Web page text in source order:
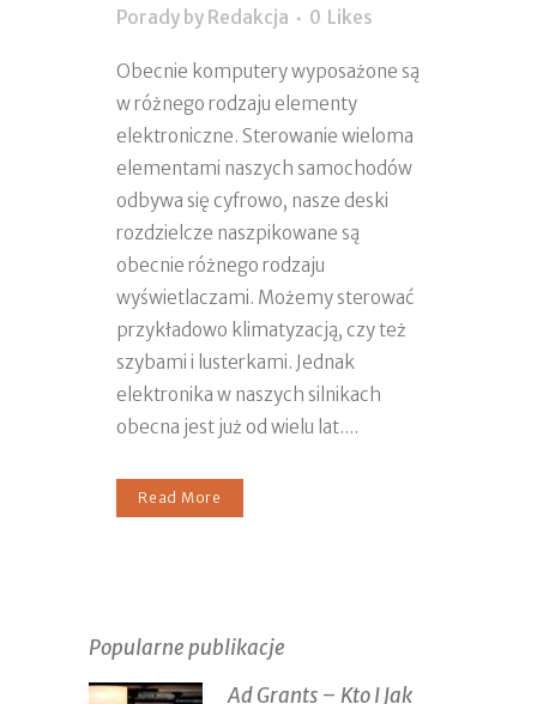
Porady by Redakcja 0 Likes
Obecnie komputery wyposażone są
w różnego rodzaju elementy
elektroniczne. Sterowanie wieloma
elementami naszych samochodów
odbywa się cyfrowo, nasze deski
rozdzielcze naszpikowane są
obecnie różnego rodzaju
wyświetlaczami. Możemy sterować
przykładowo klimatyzacją, czy też
szybami i lusterkami. Jednak
elektronika w naszych silnikach
obecna jest już od wielu lat....
Read More
Popularne publikacje
Ad Grants – Kto I Jak